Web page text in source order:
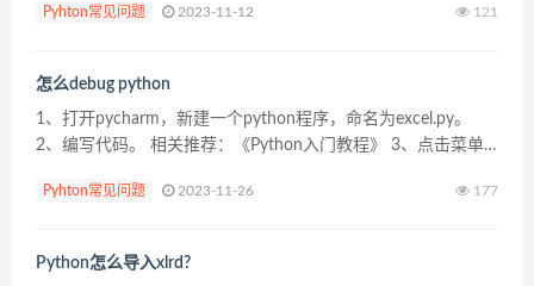
web项目。 2019版的eclip...
Pyhton常见问题 2023-11-12 121
怎么debug python
1、打开pycharm，新建一个python程序，命名为excel.py。
2、编写代码。 相关推荐：《Python入门教程》 3、点击菜单
Pyhton常见问题 2023-11-26 177
Python怎么导入xlrd?